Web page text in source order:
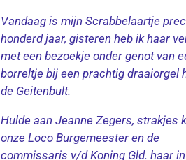
Vandaag is mijn Scrabbelaartje
honderd jaar, gisteren heb ik haar
met een bezoekje onder genot van
borreltje bij een prachtig draaiorgel
de Geitenbult.
Hulde aan Jeanne Zegers, strakjes
onze Loco Burgemeester en de
commissaris v/d Koning Gld. haar